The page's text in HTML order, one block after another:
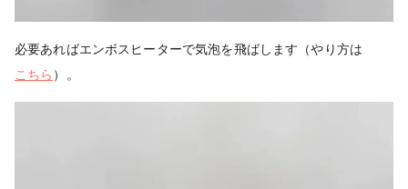
必要あればエンボスヒーターで気泡を飛ばします（やり方は
こちら ）。